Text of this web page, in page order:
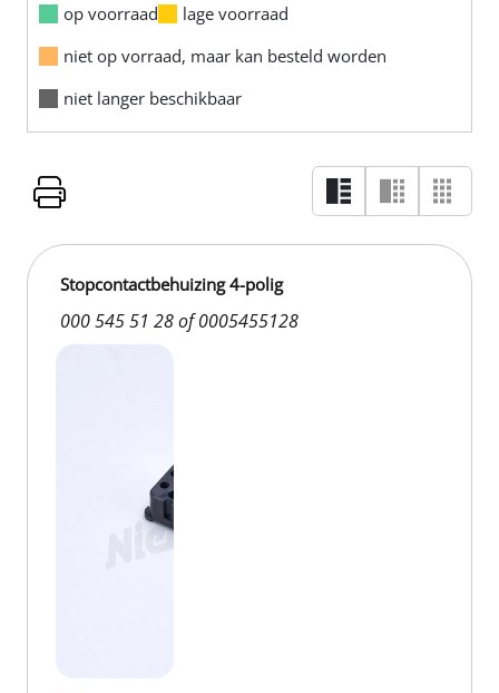
op voorraad
lage voorraad
niet op vorraad, maar kan besteld worden
niet langer beschikbaar
Stopcontactbehuizing 4-polig
000 545 51 28 of 0005455128